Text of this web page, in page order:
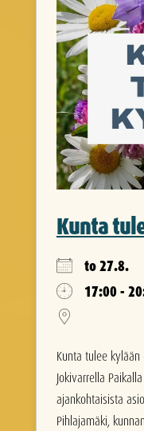
Kunta
to 27.8.
17:00 -
Kunta tulee
Jokivarrella
ajankohtaisista
Pihlajamäki,